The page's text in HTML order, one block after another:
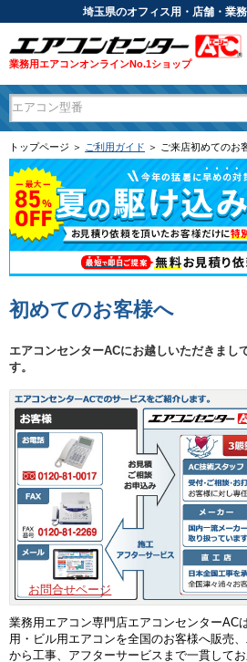
埼玉県のオフィス用・店舗・業
業務用エアコンオンラインNo.1ショップ
トップページ ＞ ご利用ガイド ＞ ご来店初めてのお
初めてのお客様へ
エアコンセンターACにお越しいただきまし
す。
お問合せページ
業務用エアコン専門店エアコンセンターAC
用・ビル用エアコンを全国のお客様へ販売
から工事、アフターサービスまで一貫して